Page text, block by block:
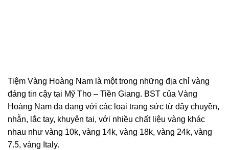
Tiệm Vàng Hoàng Nam là một trong những địa chỉ vàng
đáng tin cậy tại Mỹ Tho – Tiền Giang. BST của Vàng
Hoàng Nam đa dạng với các loại trang sức từ dây chuyền,
nhẫn, lắc tay, khuyên tai, với nhiều chất liệu vàng khác
nhau như vàng 10k, vàng 14k, vàng 18k, vàng 24k, vàng
7.5, vàng Italy.